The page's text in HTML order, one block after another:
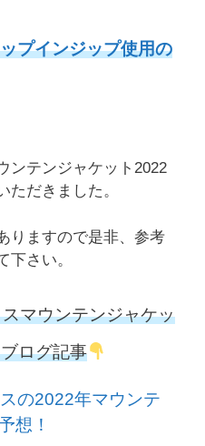
プインジップ使用の
ンテンジャケット2022
ただきました。
りますので是非、参考
下さい。
マウンテンジャケッ
ログ記事
の2022年マウンテ
想！